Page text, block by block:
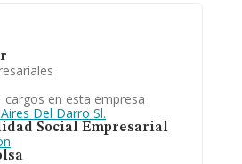
cargos en esta empresa
Del Darro Sl.
Social Empresarial